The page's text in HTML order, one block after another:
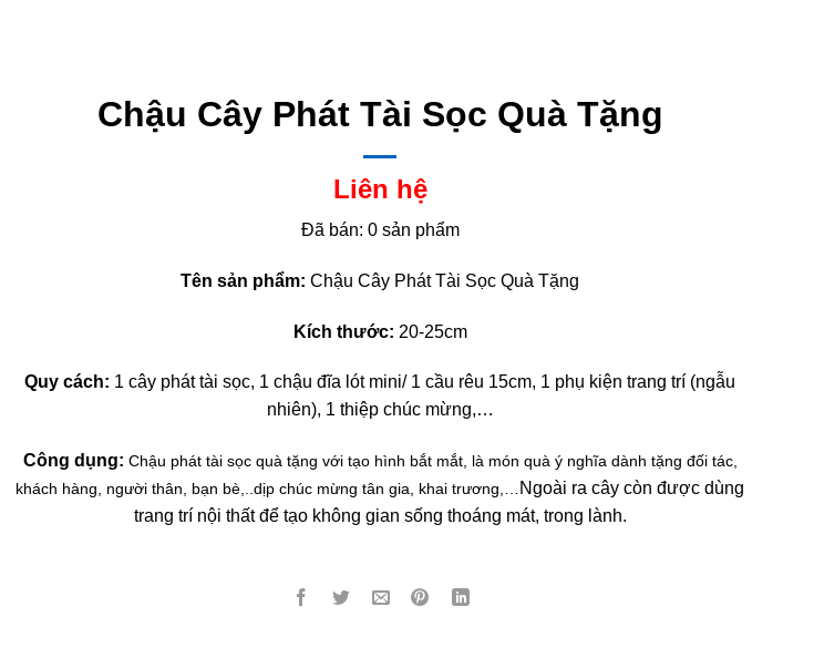
Chậu Cây Phát Tài Sọc Quà Tặng
Liên hệ
Đã bán: 0 sản phẩm
Tên sản phẩm: Chậu Cây Phát Tài Sọc Quà Tặng
Kích thước: 20-25cm
Quy cách: 1 cây phát tài sọc, 1 chậu đĩa lót mini/ 1 cầu rêu 15cm, 1 phụ kiện trang trí (ngẫu
nhiên), 1 thiệp chúc mừng,…
Công dụng: Chậu phát tài sọc quà tặng với tạo hình bắt mắt, là món quà ý nghĩa dành tặng đối tác,
khách hàng, người thân, bạn bè,..dịp chúc mừng tân gia, khai trương,…
Ngoài ra cây còn được dùng
trang trí nội thất để tạo không gian sống thoáng mát, trong lành.